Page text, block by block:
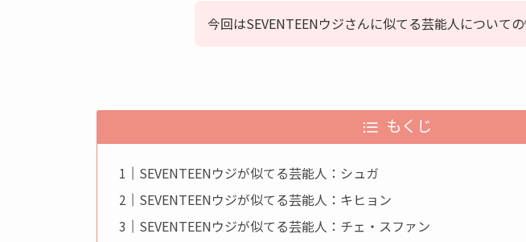
今回はSEVENTEENウジさんに似てる芸能人について
もくじ
SEVENTEENウジが似てる芸能人：シュガ
SEVENTEENウジが似てる芸能人：キヒョン
SEVENTEENウジが似てる芸能人：チェ・スファン